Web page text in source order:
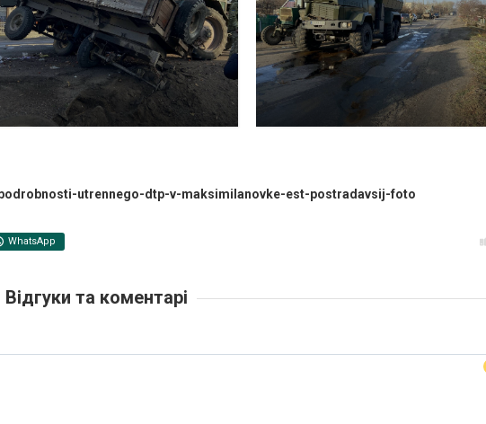
utrennego-dtp-v-maksimilanovke-est-postradavsij-foto
WhatsApp
Відгуки та коментарі